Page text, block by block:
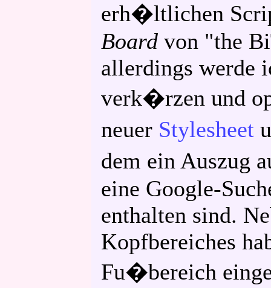
erh�ltlichen
Board von "the
allerdings werde
verk�rzen und
neuer Stylesheet
dem ein Auszug
eine Google-
enthalten sind.
Kopfbereiches
Fu�bereich